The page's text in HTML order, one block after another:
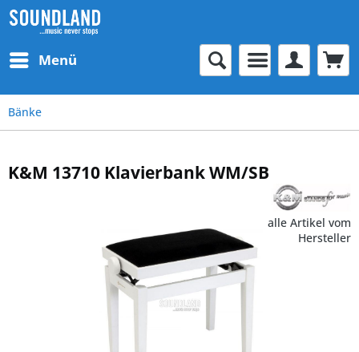
Menü
Bänke
K&M 13710 Klavierbank WM/SB
alle Artikel vom
Hersteller